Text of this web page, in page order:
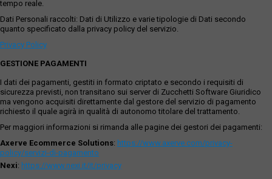
tempo reale.
Dati Personali raccolti: Dati di Utilizzo e varie tipologie di Dati secondo
quanto specificato dalla privacy policy del servizio.
Privacy Policy
GESTIONE PAGAMENTI
I dati dei pagamenti, gestiti in formato criptato e secondo i requisiti di
sicurezza previsti, non transitano sui server di Zucchetti Software Giuridico
ma vengono acquisiti direttamente dal gestore del servizio di pagamento
richiesto il quale agirà in qualità di autonomo titolare del trattamento.
Per maggiori informazioni si rimanda alle pagine dei gestori dei pagamenti:
Axerve Ecommerce Solutions: https://www.axerve.com/privacy-
policy/servizi-di-pagamento
Nexi: https://www.nexi.it/it/privacy